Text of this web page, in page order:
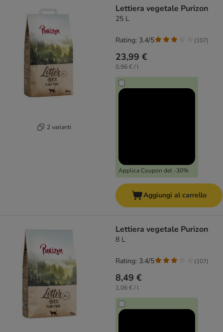
2 varianti
Lettiera vegetale Purizon
25 L
23,99 €
0,96 € / l
Applica Coupon del -30%
Rating: 3.4/5 (107)
Aggiungi al carrello
Lettiera vegetale Purizon
8 L
8,49 €
1,06 € / l
Rating: 3.4/5 (107)